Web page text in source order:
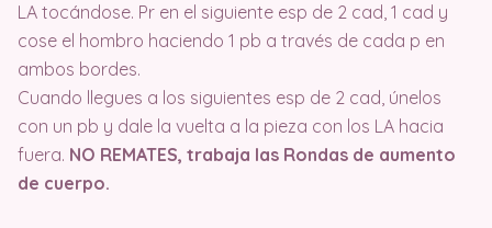
LA tocándose. Pr en el siguiente esp de 2 cad, 1 cad y
cose el hombro haciendo 1 pb a través de cada p en
ambos bordes.
Cuando llegues a los siguientes esp de 2 cad, únelos
con un pb y dale la vuelta a la pieza con los LA hacia
fuera. NO REMATES, trabaja las Rondas de aumento
de cuerpo.